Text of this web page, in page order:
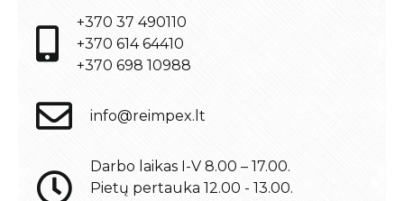
+370 37 490110
+370 614 64410
+370 698 10988
info@reimpex.lt
Darbo laikas I-V 8.00 – 17.00.
Pietų pertauka 12.00 - 13.00.